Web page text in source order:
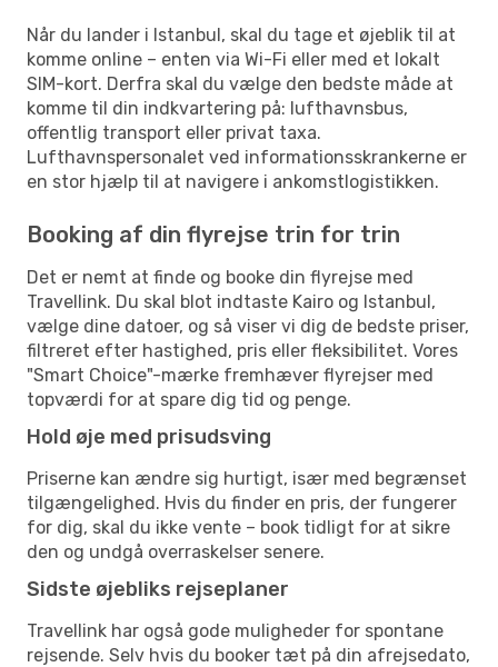
Når du lander i Istanbul, skal du tage et øjeblik til at
komme online – enten via Wi-Fi eller med et lokalt
SIM-kort. Derfra skal du vælge den bedste måde at
komme til din indkvartering på: lufthavnsbus,
offentlig transport eller privat taxa.
Lufthavnspersonalet ved informationsskrankerne er
en stor hjælp til at navigere i ankomstlogistikken.
Booking af din flyrejse trin for trin
Det er nemt at finde og booke din flyrejse med
Travellink. Du skal blot indtaste Kairo og Istanbul,
vælge dine datoer, og så viser vi dig de bedste priser,
filtreret efter hastighed, pris eller fleksibilitet. Vores
"Smart Choice"-mærke fremhæver flyrejser med
topværdi for at spare dig tid og penge.
Hold øje med prisudsving
Priserne kan ændre sig hurtigt, især med begrænset
tilgængelighed. Hvis du finder en pris, der fungerer
for dig, skal du ikke vente – book tidligt for at sikre
den og undgå overraskelser senere.
Sidste øjebliks rejseplaner
Travellink har også gode muligheder for spontane
rejsende. Selv hvis du booker tæt på din afrejsedato,